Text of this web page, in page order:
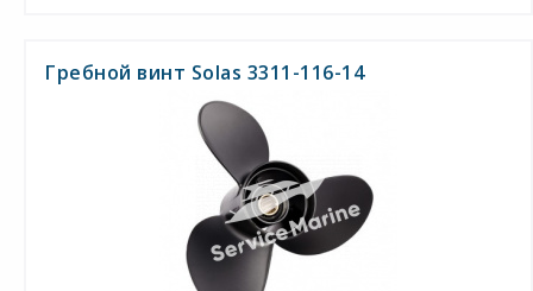
Гребной винт Solas 3311-116-14